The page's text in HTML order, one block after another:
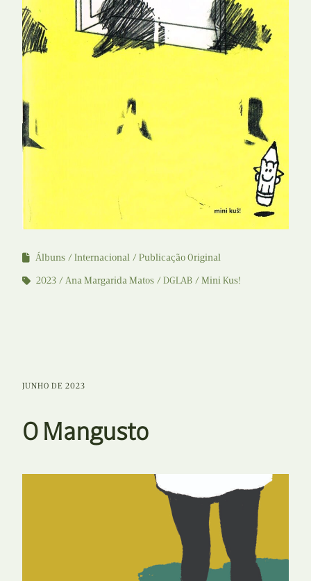
Álbuns Internacional
Publicação Original
2023
Ana Margarida Matos DGLAB Mini Kus!
JUNHO DE 2023
O Mangusto